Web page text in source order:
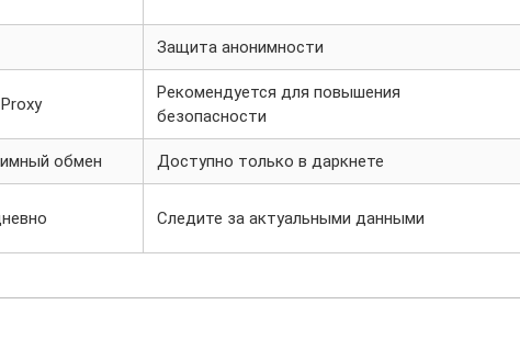
Защита анонимности
Рекомендуется для повышения
безопасности
обмен Доступно только в даркнете
Следите за актуальными данными